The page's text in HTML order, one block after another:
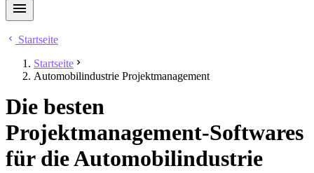
Startseite
Startseite
Automobilindustrie Projektmanagement
Die besten
Projektmanagement-Softwares
für die Automobilindustrie